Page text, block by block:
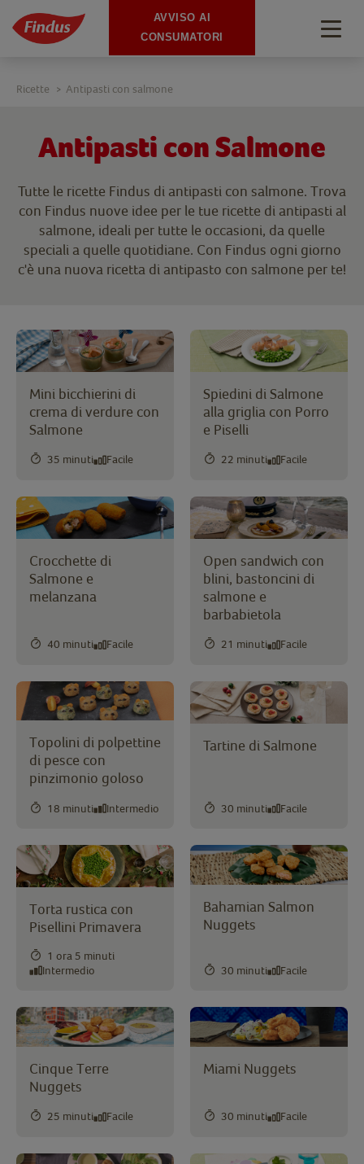
Antipasti con Salmone
Tutte le ricette Findus di antipasti con salmone. Trova
con Findus nuove idee per le tue ricette di antipasti al
salmone, ideali per tutte le occasioni, da quelle
speciali a quelle quotidiane. Con Findus ogni giorno
c'è una nuova ricetta di antipasto con salmone per te!
Ricette > Antipasti con salmone
Mini bicchierini di
crema di verdure con
Salmone
35 minuti Facile
Spiedini di Salmone
alla griglia con Porro
e Piselli
22 minuti Facile
Crocchette di
Salmone e
melanzana
40 minuti Facile
Open sandwich con
blini, bastoncini di
salmone e
barbabietola
21 minuti Facile
Topolini di polpettine
di pesce con
pinzimonio goloso
18 minuti Intermedio
Tartine di Salmone
30 minuti Facile
Torta rustica con
Pisellini Primavera
1 ora 5 minuti
Intermedio
Bahamian Salmon
Nuggets
30 minuti Facile
Cinque Terre
Nuggets
25 minuti Facile
Miami Nuggets
30 minuti Facile
AVVISO AI
CONSUMATORI